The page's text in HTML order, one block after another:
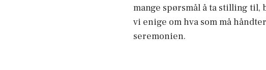
mange spørsmål å ta stilling
vi enige om hva som må
seremonien.